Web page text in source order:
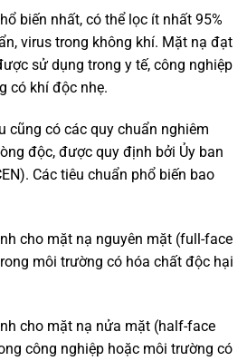
biến nhất, có thể lọc ít nhất 95%
virus trong không khí. Mặt nạ đạt
sử dụng trong y tế, công nghiệp
có khí độc nhẹ.
cũng có các quy chuẩn nghiêm
độc, được quy định bởi Ủy ban
Các tiêu chuẩn phổ biến bao
cho mặt nạ nguyên mặt (full-face
môi trường có hóa chất độc hại
cho mặt nạ nửa mặt (half-face
công nghiệp hoặc môi trường có